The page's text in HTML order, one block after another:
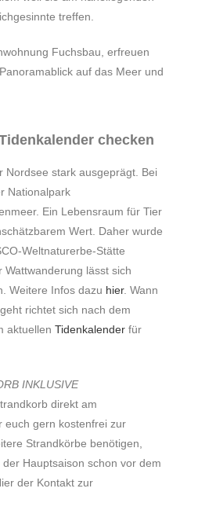
treffen.
Fuchsbau, erfreuen
auf das Meer und
checken
Nordsee stark ausgeprägt. Bei
Nationalpark
Ein Lebensraum für Tier
Wert. Daher wurde
Weltnaturerbe-Stätte
lässt sich
Weitere Infos dazu hier. Wann
richtet sich nach dem
aktuellenTidenkalender für
INKLUSIVE
direkt am
euch gern kostenfrei zur
Strandkörbe benötigen,
Hauptsaison schon vor dem
der Kontakt zur